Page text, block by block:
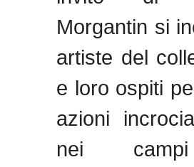
Morgantin si
artiste del
e loro ospiti
azioni
nei